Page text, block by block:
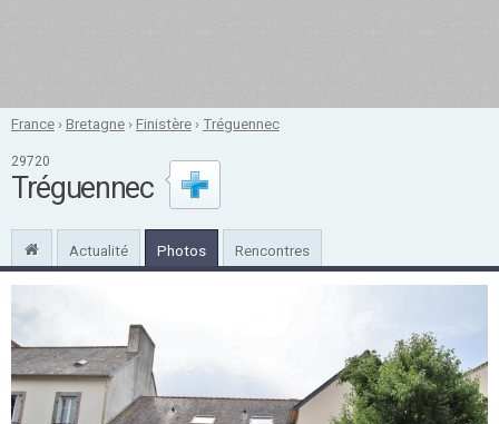
France ›Bretagne ›Finistère ›Tréguennec
29720
Tréguennec
Actualité Photos Rencontres